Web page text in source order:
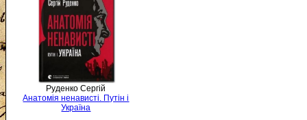
Руденко Сергій
Анатомія ненависті. Путін і
Україна